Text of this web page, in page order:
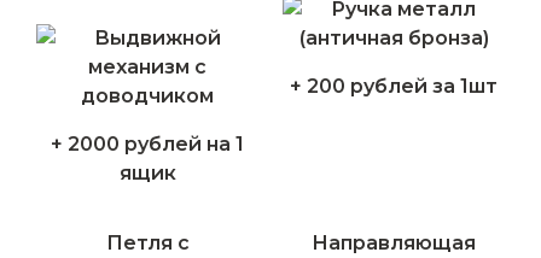
+ 2000 рублей на 1
ящик
+ 200 рублей за 1шт
Петля с
Направляющая